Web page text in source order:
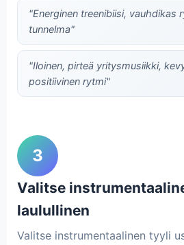
"Energinen treenibiisi, vauhdikas
tunnelma"
"Iloinen, pirteä yritysmusiikki,
positiivinen rytmi"
3
Valitse
laulullinen
Valitse instrumentaalinen tyyli